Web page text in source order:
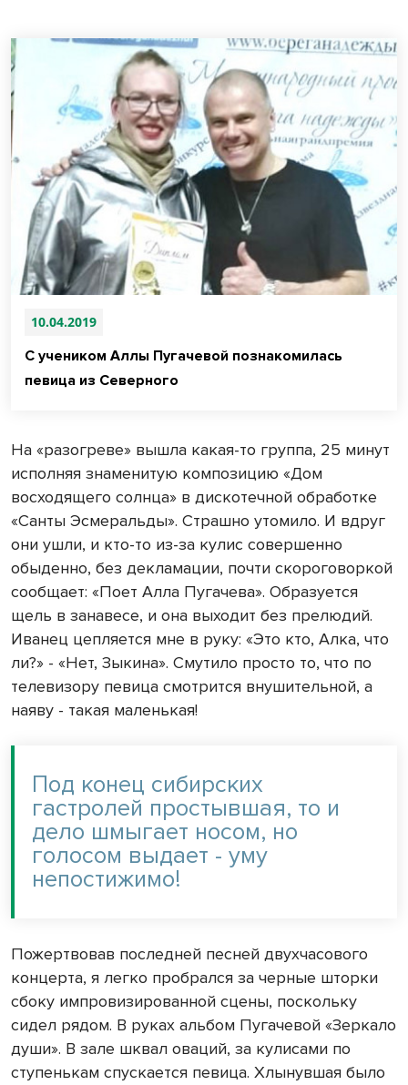
10.04.2019
С учеником Аллы Пугачевой познакомилась
певица из Северного
На «разогреве» вышла какая-то группа, 25 минут
исполняя знаменитую ком­позицию «Дом
восходящего солнца» в дискотечной обра­ботке
«Санты Эсмеральды». Страшно утомило. И вдруг
они ушли, и кто-то из-за кулис совершенно
обыденно, без декламации, почти скорого­воркой
сообщает: «Поет Алла Пугачева». Образуется
щель в занавесе, и она выходит без прелюдий.
Иванец цепляется мне в руку: «Это кто, Алка, что
ли?» - «Нет, Зыкина». Смутило просто то, что по
телевизору певица смотрится внушительной, а
наяву - такая малень­кая!
Под конец сибирских
гастролей простывшая, то и
дело шмыгает носом, но
голосом выдает - уму
непостижимо!
Пожертвовав последней песней двухчасового
кон­церта, я легко пробрался за черные шторки
сбоку им­провизированной сцены, поскольку
сидел рядом. В руках альбом Пугачевой «Зеркало
души». В зале шквал оваций, за кулисами по
ступенькам спускается певица. Хлынувшая было